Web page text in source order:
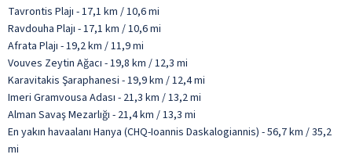
Tavrontis Plajı - 17,1 km / 10,6 mi
Ravdouha Plajı - 17,1 km / 10,6 mi
Afrata Plajı - 19,2 km / 11,9 mi
Vouves Zeytin Ağacı - 19,8 km / 12,3 mi
Karavitakis Şaraphanesi - 19,9 km / 12,4 mi
Imeri Gramvousa Adası - 21,3 km / 13,2 mi
Alman Savaş Mezarlığı - 21,4 km / 13,3 mi
En yakın havaalanı Hanya (CHQ-Ioannis Daskalogiannis) - 56,7 km / 35,2
mi